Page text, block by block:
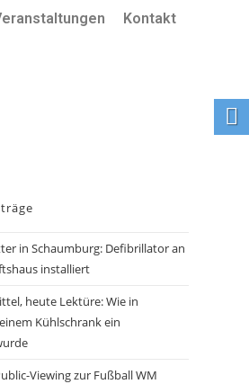
Kontakt
in Schaumburg: Defibrillator an
installiert
heute Lektüre: Wie in
Kühlschrank ein
Viewing zur Fußball WM